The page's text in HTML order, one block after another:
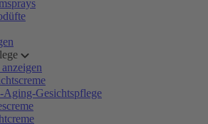
Aging-Gesichtspflege